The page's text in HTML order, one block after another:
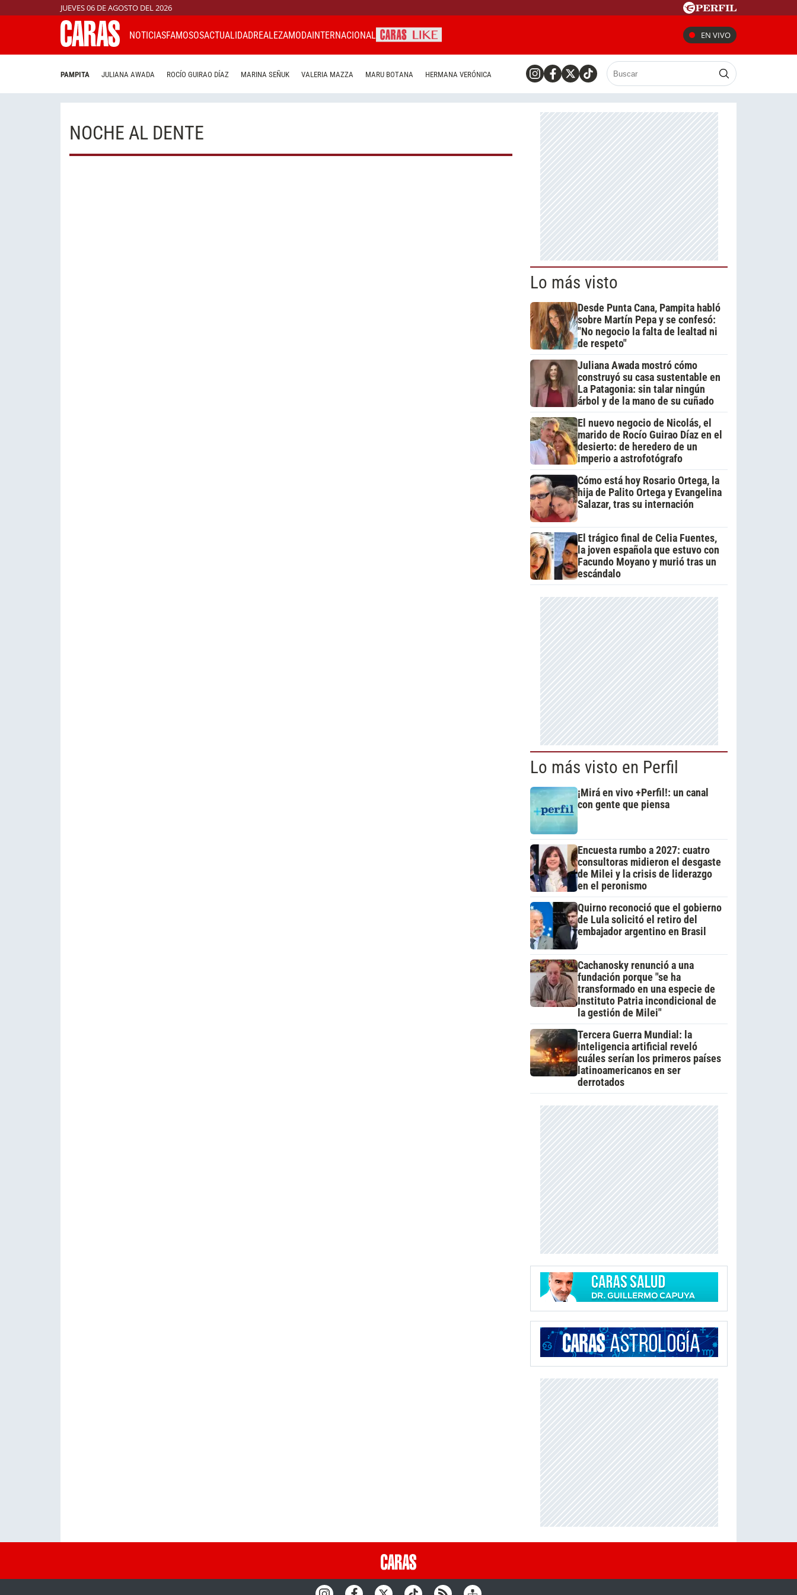
JUEVES 06 DE AGOSTO DEL 2026
NOTICIASFAMOSOSACTUALIDADREALEZAMODAINTERNACIONAL EN VIVO
PAMPITA JULIANA AWADA ROCÍO GUIRAO DÍAZ MARINA SEÑUK VALERIA MAZZA MARU BOTANA HERMANA VERÓNICA
NOCHE AL DENTE
Lo más visto
Desde Punta Cana, Pampita habló
sobre Martín Pepa y se confesó:
"No negocio la falta de lealtad ni
de respeto"
Juliana Awada mostró cómo
construyó su casa sustentable en
La Patagonia: sin talar ningún
árbol y de la mano de su cuñado
El nuevo negocio de Nicolás, el
marido de Rocío Guirao Díaz en el
desierto: de heredero de un
imperio a astrofotógrafo
Cómo está hoy Rosario Ortega, la
hija de Palito Ortega y Evangelina
Salazar, tras su internación
El trágico final de Celia Fuentes,
la joven española que estuvo con
Facundo Moyano y murió tras un
escándalo
Lo más visto en Perfil
¡Mirá en vivo +Perfil!: un canal
con gente que piensa
Encuesta rumbo a 2027: cuatro
consultoras midieron el desgaste
de Milei y la crisis de liderazgo
en el peronismo
Quirno reconoció que el gobierno
de Lula solicitó el retiro del
embajador argentino en Brasil
Cachanosky renunció a una
fundación porque "se ha
transformado en una especie de
Instituto Patria incondicional de
la gestión de Milei"
Tercera Guerra Mundial: la
inteligencia artificial reveló
cuáles serían los primeros países
latinoamericanos en ser
derrotados